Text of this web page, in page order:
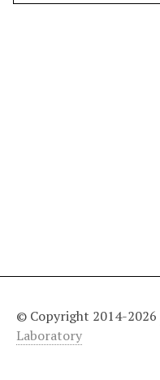
© Copyright 2014-2026
Laboratory